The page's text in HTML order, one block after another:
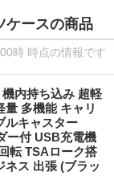
ケースの商品
時 時点の情報です
内持ち込み 超軽
多機能 キャリ
ルキャスター
ー付 USB充電機
転 TSAローク搭
ネス 出張 (ブラッ